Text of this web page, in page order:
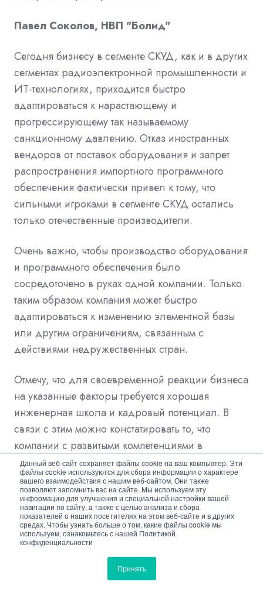
Данный веб-сайт сохраняет файлы cookie на ваш компьютер. Эти
файлы cookie используются для сбора информации о характере
вашего взаимодействия с нашим веб-сайтом. Они также
позволяют запомнить вас на сайте. Мы используем эту
информацию для улучшения и специальной настройки вашей
навигации по сайту, а также с целью анализа и сбора
показателей о наших посетителях на этом веб-сайте и в других
средах. Чтобы узнать больше о том, какие файлы cookie мы
используем, ознакомьтесь с нашей Политикой
конфиденциальности
Принять
Павел Соколов, НВП "Болид"
Сегодня бизнесу в сегменте СКУД, как и в других
сегментах радиоэлектронной промышленности и
ИТ-технологиях, приходится быстро
адаптироваться к нарастающему и
прогрессирующему так называемому
санкционному давлению. Отказ иностранных
вендоров от поставок оборудования и запрет
распространения импортного программного
обеспечения фактически привел к тому, что
сильными игроками в сегменте СКУД остались
только отечественные производители.
Очень важно, чтобы производство оборудования
и программного обеспечения было
сосредоточено в руках одной компании. Только
таким образом компания может быстро
адаптироваться к изменению элементной базы
или другим ограничениям, связанным с
действиями недружественных стран.
Отмечу, что для своевременной реакции бизнеса
на указанные факторы требуется хорошая
инженерная школа и кадровый потенциал. В
связи с этим можно констатировать то, что
компании с развитыми компетенциями в
разработке и производстве оборудования и
программного обеспечения менее подвержены
влиянию внешних факторов, следовательно,
наиболее устойчива такая бизнес-модель.
Андрей Артюшкин, СБ Инжиниринг
За последние несколько лет наблюдается